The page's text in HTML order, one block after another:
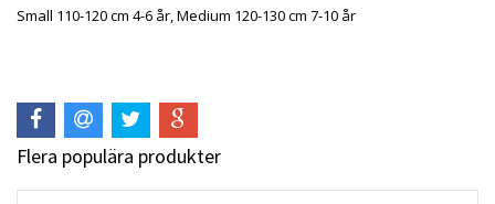
Small 110-120 cm 4-6 år, Medium 120-130 cm 7-10 år
Flera populära produkter